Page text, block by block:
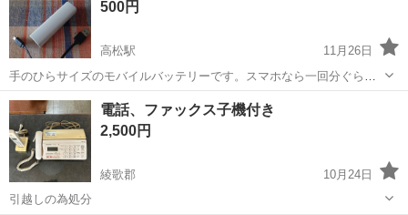
500円
高松駅
11月26日
手のひらサイズのモバイルバッテリーです。スマホなら一回分ぐら
い。ポケットに入るサイズなので持ち運び便利です。
香川 高松市 高松駅 電話、ＦＡＸ モバイルバッテリー
電話、ファックス子機付き
2,500円
綾歌郡
10月24日
引越しの為処分